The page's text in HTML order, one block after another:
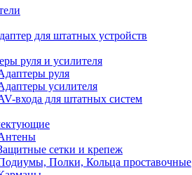
для штатных устройств
руля и усилителя
руля
усилителя
входа для штатных систем
сетки и крепеж
Полки, Кольца проставочные